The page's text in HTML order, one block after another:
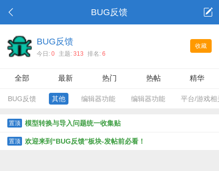
BUG反馈
收藏
BUG反馈
今日: 0 主题: 313 排名: 6
全部 最新 热门 热帖 精华
BUG反馈 其他 编辑器功能 编辑器功能 平台/游戏相
置顶 模型转换与导入问题统一收集贴
置顶 欢迎来到“BUG反馈”板块-发帖前必看！